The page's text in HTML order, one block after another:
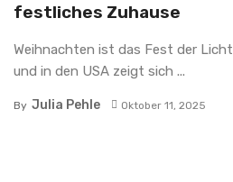
festliches Zuhause
Weihnachten ist das Fest der
und in den USA zeigt sich ...
By Julia Pehle Oktober 11, 2025